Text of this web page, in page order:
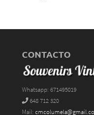
CONTACTO
Whatsapp: 671495019
648 712 320
Mail: